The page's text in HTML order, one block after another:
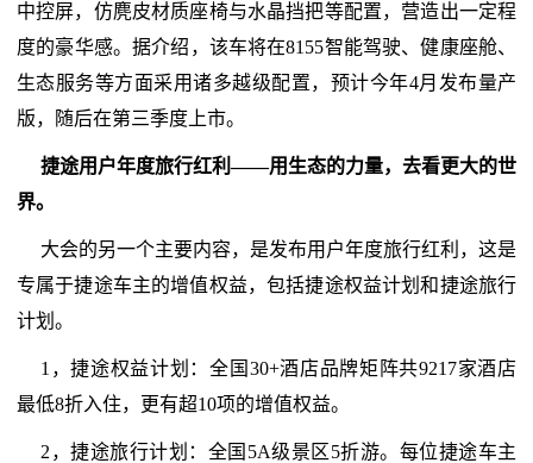
中控屏，仿麂皮材质座椅与水晶挡把等配置，营造出一定程
度的豪华感。据介绍，该车将在8155智能驾驶、健康座舱、
生态服务等方面采用诸多越级配置，预计今年4月发布量产
版，随后在第三季度上市。
捷途用户年度旅行红利——用生态的力量，去看更大的世
界。
大会的另一个主要内容，是发布用户年度旅行红利，这是
专属于捷途车主的增值权益，包括捷途权益计划和捷途旅行
计划。
1，捷途权益计划：全国30+酒店品牌矩阵共9217家酒店
最低8折入住，更有超10项的增值权益。
2，捷途旅行计划：全国5A级景区5折游。每位捷途车主